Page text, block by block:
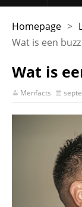
Homepage >
Wat is een
Wat is
Menfacts